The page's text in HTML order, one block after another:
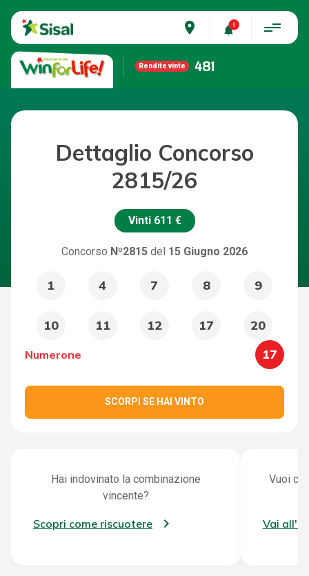
place
Rendite vinte 481
Dettaglio Concorso
2815/26
Vinti 611 €
Concorso Nº2815 del 15 Giugno 2026
1 4 7 8 9
10 11 12 17 20
Numerone 17
SCORPI SE HAI VINTO
Hai indovinato la combinazione
vincente?
Scopri come riscuotere
Vuoi
Vai